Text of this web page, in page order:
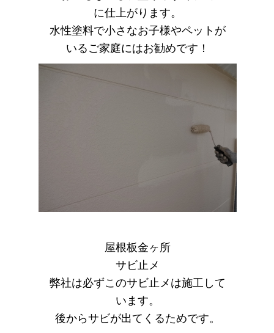
に仕上がります。
水性塗料で小さなお子様やペットが
いるご家庭にはお勧めです！
屋根板金ヶ所
サビ止メ
弊社は必ずこのサビ止メは施工して
います。
後からサビが出てくるためです。